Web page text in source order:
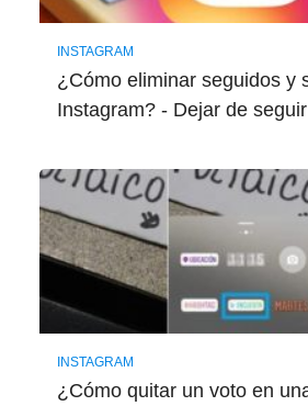
INSTAGRAM
¿Cómo eliminar seguidos y
Instagram? - Dejar de
INSTAGRAM
¿Cómo quitar un voto en